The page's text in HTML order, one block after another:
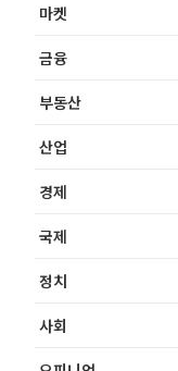
마켓
금융
부동산
산업
경제
국제
정치
사회